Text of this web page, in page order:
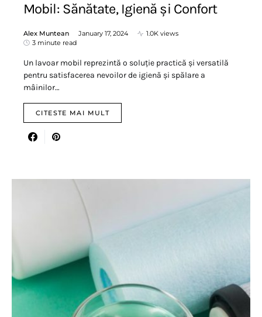
Mobil: Sănătate, Igienă și Confort
Alex Muntean January 17, 2024
1.0K views
3 minute read
Un lavoar mobil reprezintă o soluție practică și versatilă
pentru satisfacerea nevoilor de igienă și spălare a
mâinilor…
CITESTE MAI MULT